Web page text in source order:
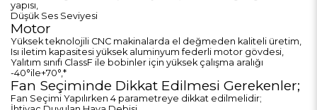
yapısı,
Düşük Ses Seviyesi
Motor
Yüksek teknolojili CNC makinalarda el değmeden kaliteli üretim,
Isı iletim kapasitesi yüksek aluminyum federli motor gövdesi,
Yalıtım sınıfı ClassF ile bobinler için yüksek çalışma aralığı
-40°ile+70°,*
Fan Seçiminde Dikkat Edilmesi Gerekenler;
Fan Seçimi Yapılırken 4 parametreye dikkat edilmelidir;